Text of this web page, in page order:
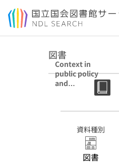
本文へ移動
図書
Context in
public policy
and
management :
資料種別
図書